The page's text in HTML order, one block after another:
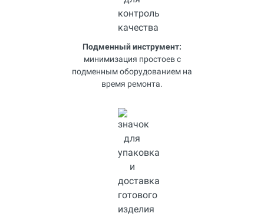
Подменный инструмент:
минимизация простоев с
подменным оборудованием на
время ремонта.